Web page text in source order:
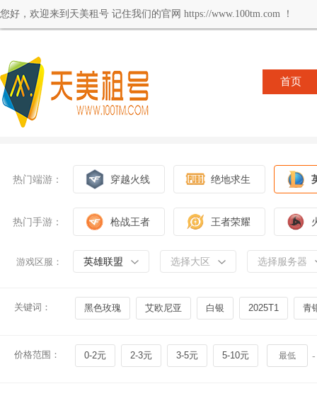
您好，欢迎来到天美租号 记住我们的官网 https://www.100tm.com ！
首页
热门端游： 穿越火线 绝地求生
热门手游： 枪战王者 王者荣耀
游戏区服： 英雄联盟 选择大区 选择服务器
关键词： 黑色玫瑰 艾欧尼亚 白银 2025T1 青
价格范围： 0-2元 2-3元 3-5元 5-10元 -